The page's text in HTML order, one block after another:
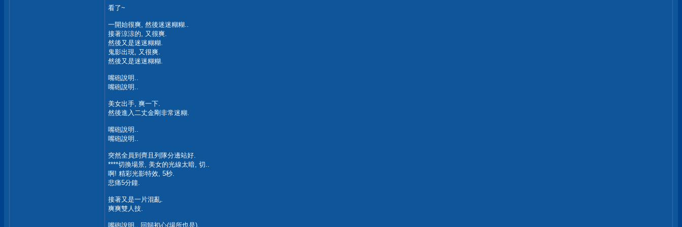
看了~
一開始很爽, 然後迷迷糊糊..
接著涼涼的, 又很爽.
然後又是迷迷糊糊.
鬼影出現, 又很爽.
然後又是迷迷糊糊.
嘴砲說明..
嘴砲說明..
美女出手, 爽一下.
然後進入二丈金剛非常迷糊.
嘴砲說明..
嘴砲說明..
突然全員到齊且列隊分邊站好.
****切換場景, 美女的光線太暗, 切..
啊! 精彩光影特效, 5秒.
悲痛5分鐘.
接著又是一片混亂.
爽爽雙人技.
嘴砲說明.. 回歸初心(場所也是).